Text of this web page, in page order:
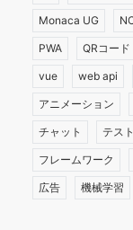
Monaca UG
PWA QRコード
vue web api
アニメーション
チャット テスト
フレームワーク
広告 機械学習